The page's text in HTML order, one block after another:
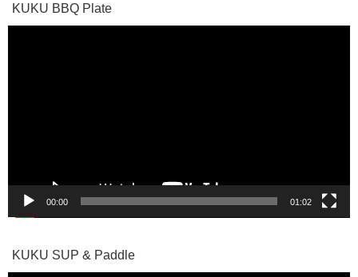
KUKU BBQ Plate
00:00 01:02
KUKU SUP & Paddle